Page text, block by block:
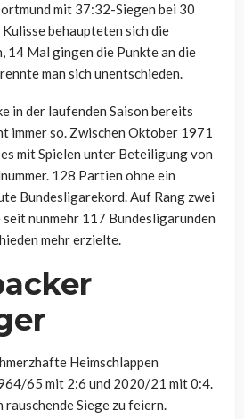
mit 37:32-Siegen bei 30
behaupteten sich die
14 Mal gingen die Punkte an die
man sich unentschieden.
in der laufenden Saison bereits
immer so. Zwischen Oktober 1971
mit Spielen unter Beteiligung von
128 Partien ohne ein
Bundesligarekord. Auf Rang zwei
nunmehr 117 Bundesligarunden
mehr erzielte.
Heimschlappen
65 mit 2:6 und 2020/21 mit 0:4.
rauschende Siege zu feiern.